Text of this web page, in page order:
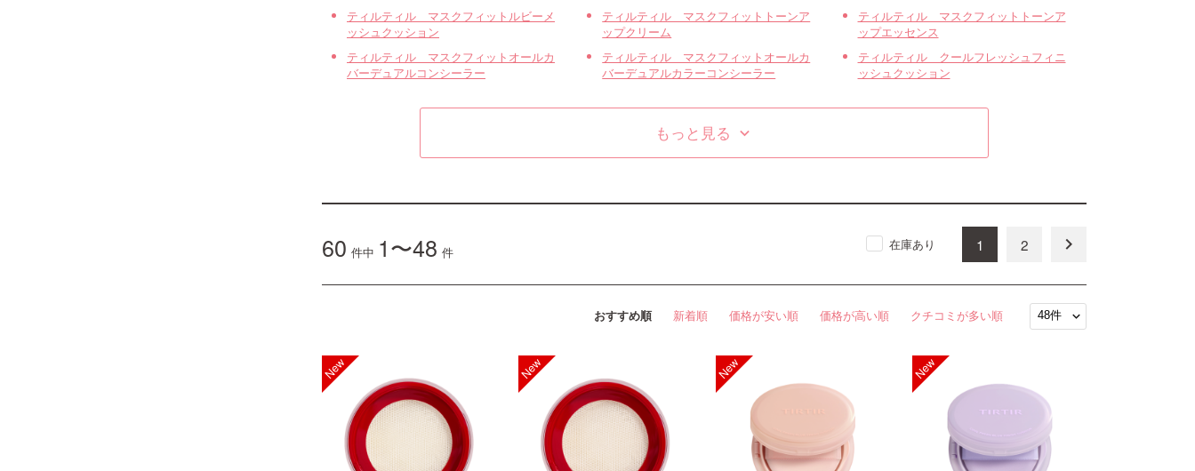
ティルティル マスクフィットルビーメ
ッシュクッション
ティルティル マスクフィットトーンア
ップクリーム
ティルティル マスクフィットトーンア
ップエッセンス
ティルティル マスクフィットオールカ
バーデュアルコンシーラー
ティルティル マスクフィットオールカ
バーデュアルカラーコンシーラー
ティルティル クールフレッシュフィニ
ッシュクッション
もっと見る keyboard_arrow_down
60 件中 1〜48 件 1 2 keyboard_arrow_right
在庫あり
おすすめ順 新着順 価格が安い順 価格が高い順 クチコミが多い順